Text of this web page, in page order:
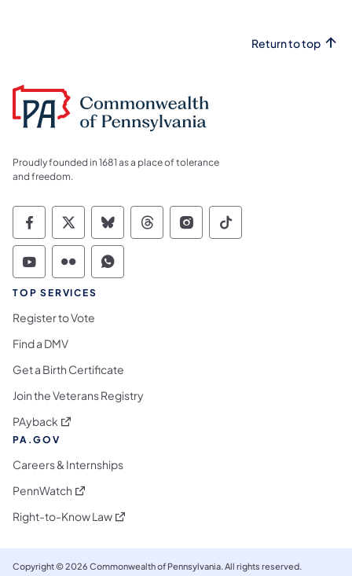
Return to top
Proudly founded in 1681 as a place of tolerance
and freedom.
Commonwealth of Pennsylvania Social
Commonwealth of Pennsylvania
Commonwealth of Pennsylvania
Commonwealth of
Commonwealth of
Commonwealth
Commonwealth of Pennsylvania Social
Commonwealth of Pennsylvania
Commonwealth of Pennsylvania
TOP SERVICES
Register to Vote
Find a DMV
Get a Birth Certificate
Join the Veterans Registry
PAyback (se abre en una nueva pestaña)
PA.GOV
Careers & Internships
PennWatch (se abre en una nueva pestaña)
Right-to-Know Law(se abre en una nueva pestaña)
Copyright © 2026 Commonwealth of Pennsylvania. All rights reserved.